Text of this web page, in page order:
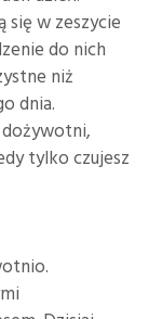
się w zeszycie
do nich
niż
dnia.
tylko czujesz